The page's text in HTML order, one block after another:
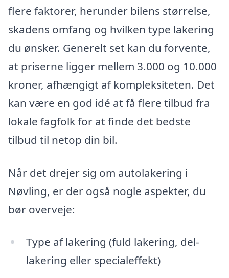
flere faktorer, herunder bilens størrelse,
skadens omfang og hvilken type lakering
du ønsker. Generelt set kan du forvente,
at priserne ligger mellem 3.000 og 10.000
kroner, afhængigt af kompleksiteten. Det
kan være en god idé at få flere tilbud fra
lokale fagfolk for at finde det bedste
tilbud til netop din bil.
Når det drejer sig om autolakering i
Nøvling, er der også nogle aspekter, du
bør overveje:
Type af lakering (fuld lakering, del-
lakering eller specialeffekt)